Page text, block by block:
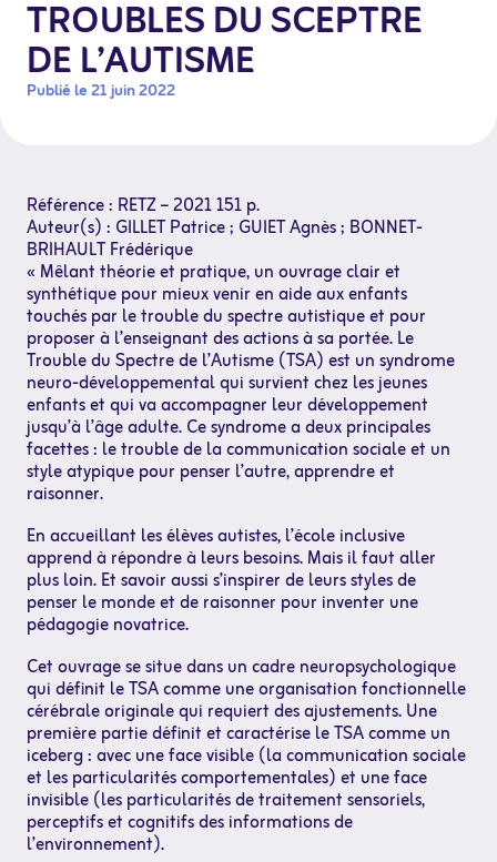
TROUBLES DU SCEPTRE
DE L’AUTISME
Publié le 21 juin 2022
Référence : RETZ – 2021 151 p.
Auteur(s) : GILLET Patrice ; GUIET Agnès ; BONNET-
BRIHAULT Frédérique
« Mêlant théorie et pratique, un ouvrage clair et
synthétique pour mieux venir en aide aux enfants
touchés par le trouble du spectre autistique et pour
proposer à l’enseignant des actions à sa portée. Le
Trouble du Spectre de l’Autisme (TSA) est un syndrome
neuro-développemental qui survient chez les jeunes
enfants et qui va accompagner leur développement
jusqu’à l’âge adulte. Ce syndrome a deux principales
facettes : le trouble de la communication sociale et un
style atypique pour penser l’autre, apprendre et
raisonner.
En accueillant les élèves autistes, l’école inclusive
apprend à répondre à leurs besoins. Mais il faut aller
plus loin. Et savoir aussi s’inspirer de leurs styles de
penser le monde et de raisonner pour inventer une
pédagogie novatrice.
Cet ouvrage se situe dans un cadre neuropsychologique
qui définit le TSA comme une organisation fonctionnelle
cérébrale originale qui requiert des ajustements. Une
première partie définit et caractérise le TSA comme un
iceberg : avec une face visible (la communication sociale
et les particularités comportementales) et une face
invisible (les particularités de traitement sensoriels,
perceptifs et cognitifs des informations de
l’environnement).